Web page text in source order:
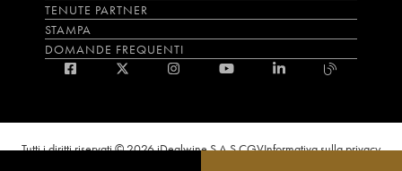
TENUTE PARTNER
STAMPA
DOMANDE FREQUENTI
Tutti i diritti riservati © 2026 iDealwine S.A.S.CGVInformativa sulla privacy